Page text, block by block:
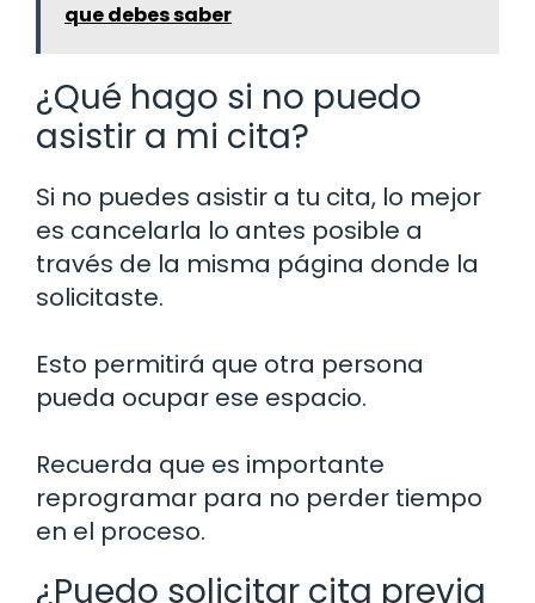
que debes saber
¿Qué hago si no puedo
asistir a mi cita?
Si no puedes asistir a tu cita, lo mejor
es cancelarla lo antes posible a
través de la misma página donde la
solicitaste.
Esto permitirá que otra persona
pueda ocupar ese espacio.
Recuerda que es importante
reprogramar para no perder tiempo
en el proceso.
¿Puedo solicitar cita previa